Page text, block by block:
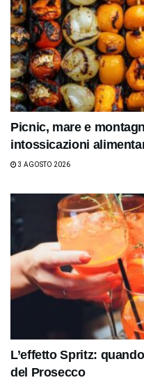
Picnic, mare e
intossicazioni
3 AGOSTO 2026
L’effetto Spritz:
del Prosecco